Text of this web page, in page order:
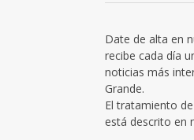
Date de alta en
recibe cada día
noticias más
Grande.
El tratamiento
está descrito en